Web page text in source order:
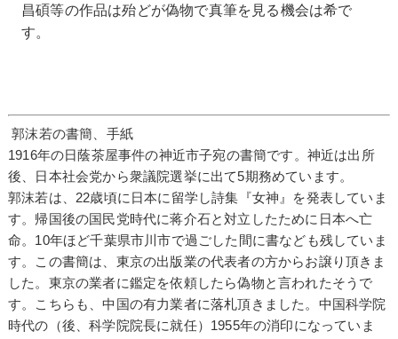
昌碩等の作品は殆どが偽物で真筆を見る機会は希で
す。
郭沫若の書簡、手紙
1916年の日蔭茶屋事件の神近市子宛の書簡です。神近は出所
後、日本社会党から衆議院選挙に出て5期務めています。
郭沫若は、22歳頃に日本に留学し詩集『女神』を発表していま
す。帰国後の国民党時代に蒋介石と対立したために日本へ亡
命。10年ほど千葉県市川市で過ごした間に書なども残していま
す。この書簡は、東京の出版業の代表者の方からお譲り頂きま
した。東京の業者に鑑定を依頼したら偽物と言われたそうで
す。こちらも、中国の有力業者に落札頂きました。中国科学院
時代の（後、科学院院長に就任）1955年の消印になっていま